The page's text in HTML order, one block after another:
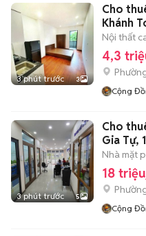
3 phút trước 3
Cho
Khánh
Nội thất
4,3
Cộng
3 phút trước 5
Cho
Gia Tự,
Nhà mặt
18
Cộng